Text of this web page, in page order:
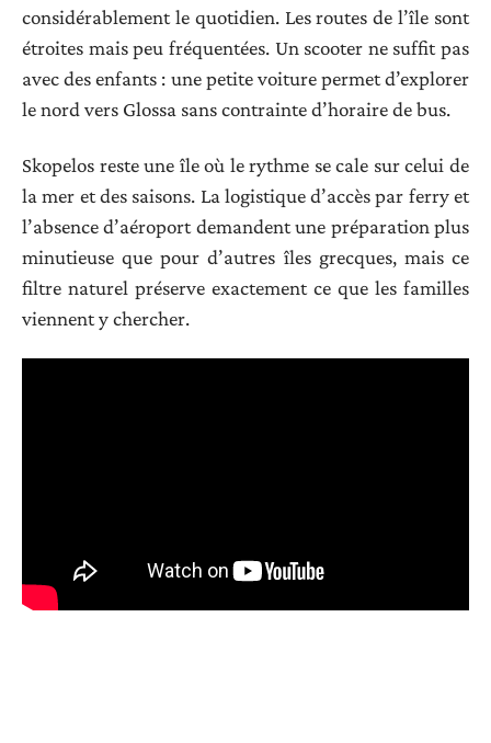
considérablement le quotidien. Les routes de l’île sont
étroites mais peu fréquentées. Un scooter ne suffit pas
avec des enfants : une petite voiture permet d’explorer
le nord vers Glossa sans contrainte d’horaire de bus.
Skopelos reste une île où le rythme se cale sur celui de
la mer et des saisons. La logistique d’accès par ferry et
l’absence d’aéroport demandent une préparation plus
minutieuse que pour d’autres îles grecques, mais ce
filtre naturel préserve exactement ce que les familles
viennent y chercher.